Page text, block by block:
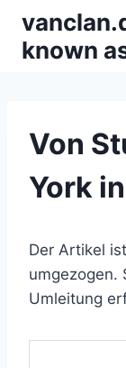
Inhalt
springen
known
Von
York
Der Artikel
umgezogen.
Umleitung